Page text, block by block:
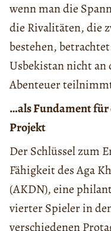
wenn man die
die Rivalitäten, die
bestehen,
Usbekistan nicht an
Abenteuer
…als Fundament
Projekt
Der Schlüssel zum
Fähigkeit des Aga
(AKDN), eine
vierter Spieler in
verschiedenen